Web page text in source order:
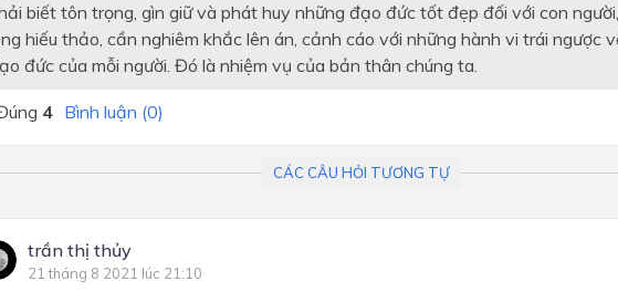
biết tôn trọng, gìn giữ và phát huy những đạo đức tốt đẹp đối với con
hiếu thảo, cần nghiêm khắc lên án, cảnh cáo với những hành vi trái ngược
đức của mỗi người. Đó là nhiệm vụ của bản thân chúng ta.
4 Bình luận (0)
CÁC CÂU HỎI TƯƠNG TỰ
trần thị thủy
21 tháng 8 2021 lúc 21:10